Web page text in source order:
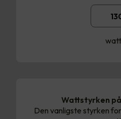
watt
Wattstyrken
Den vanligste styrken